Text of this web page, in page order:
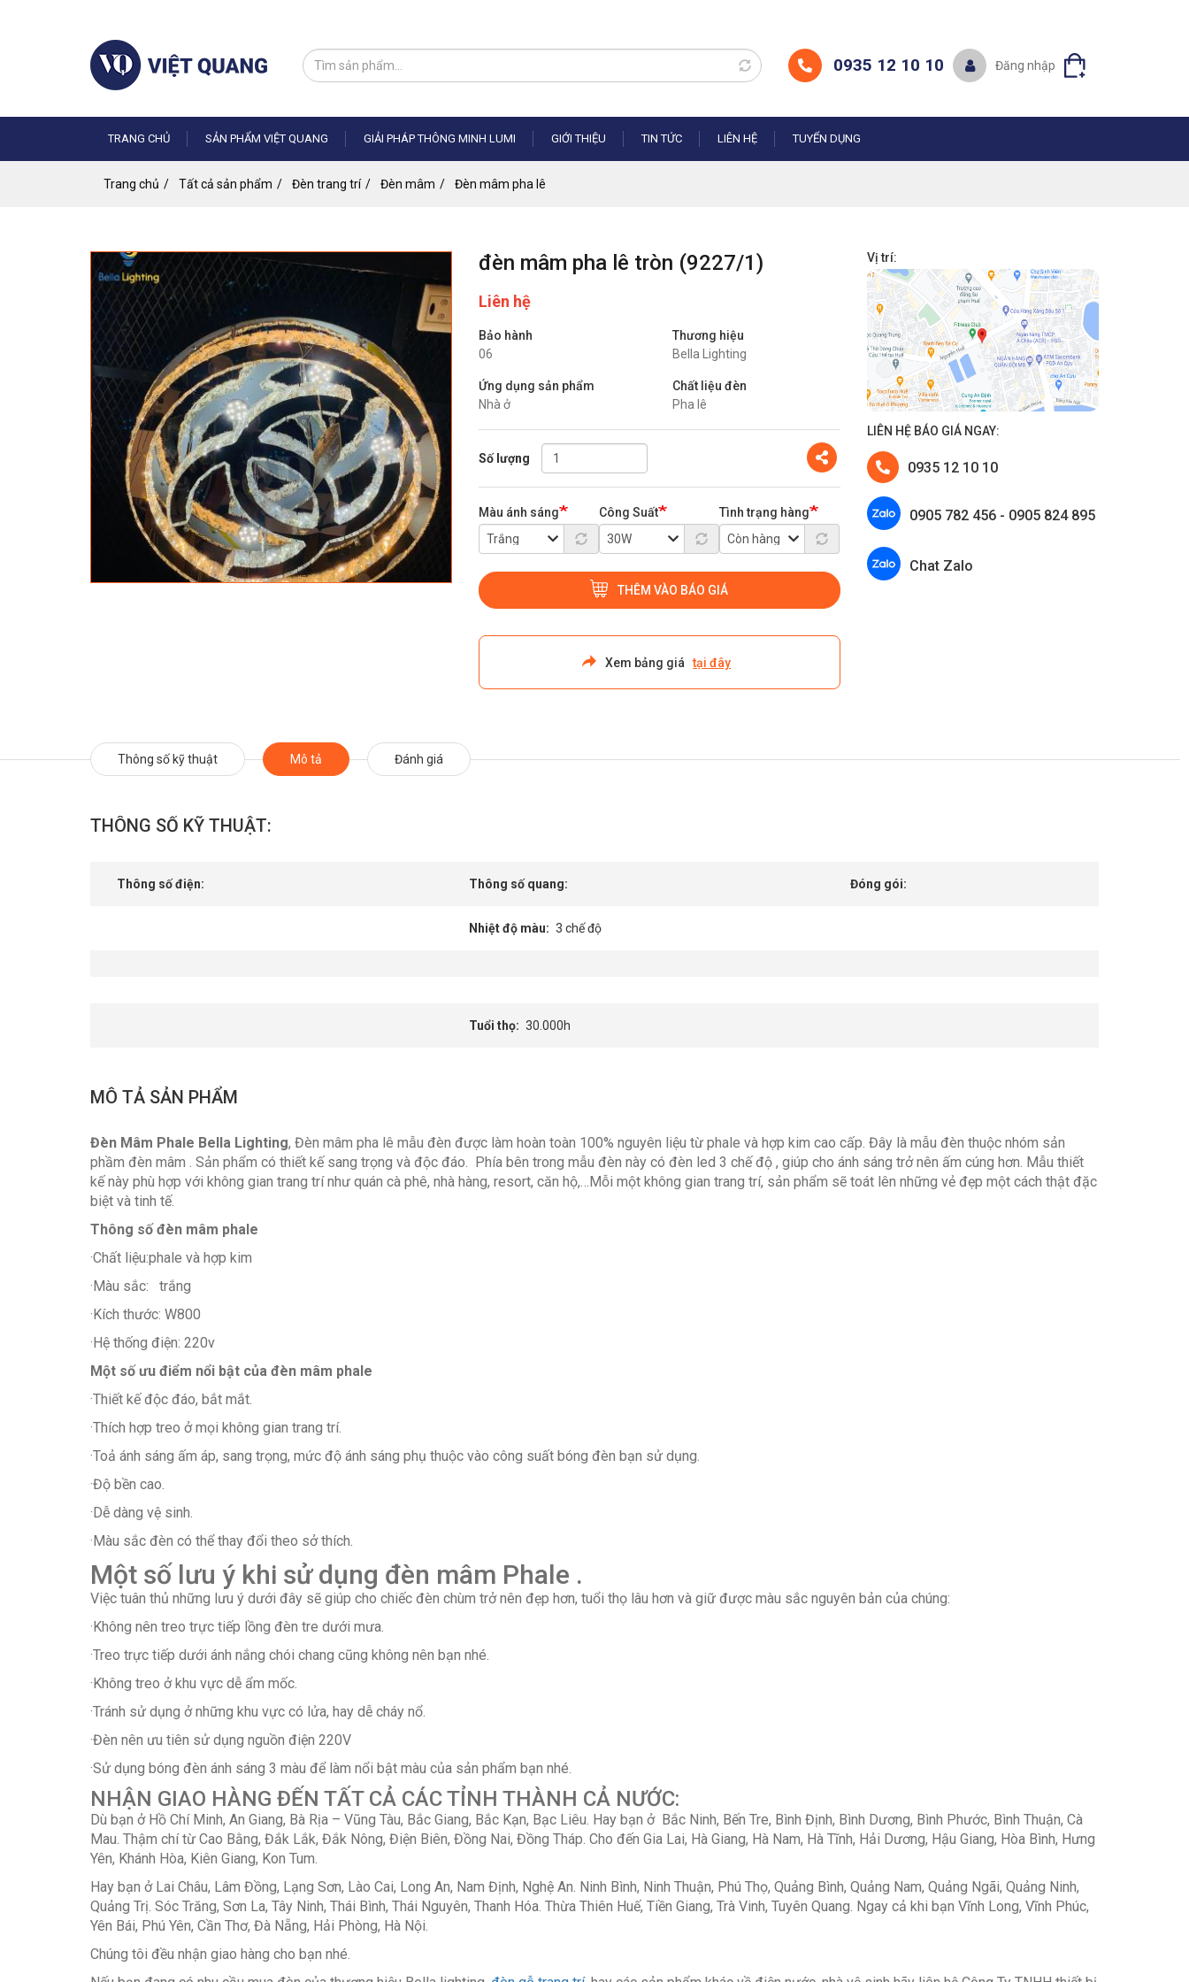
0935 12 10 10 Đăng nhập
TRANG CHỦ SẢN PHẨM VIỆT QUANG GIẢI PHÁP THÔNG MINH LUMI GIỚI THIỆU TIN TỨC LIÊN HỆ TUYỂN DỤNG
Trang chủ Tất cả sản phẩm Đèn trang trí Đèn mâm Đèn mâm pha lê
đèn mâm pha lê tròn (9227/1)
Liên hệ
Bảo hành
06
Ứng dụng sản phẩm
Nhà ở
Thương hiệu
Bella Lighting
Chất liệu đèn
Pha lê
Số lượng
Màu ánh sáng Công Suất Tình trạng hàng
THÊM VÀO BÁO GIÁ
Share
Xem bảng giá tại đây
Vị trí:
LIÊN HỆ BÁO GIÁ NGAY:
0935 12 10 10
0905 782 456 - 0905 824 895
Chat Zalo
Thông số kỹ thuật Mô tả Đánh giá
THÔNG SỐ KỸ THUẬT:
Thông số điện: Thông số quang: Đóng gói:
Nhiệt độ màu 3 chế độ
Tuổi thọ 30.000h
MÔ TẢ SẢN PHẨM
Đèn Mâm Phale Bella Lighting, Đèn mâm pha lê mẫu đèn được làm hoàn toàn 100% nguyên liệu từ phale và hợp kim cao cấp. Đây là mẫu đèn thuộc nhóm sản
phầm đèn mâm . Sản phẩm có thiết kế sang trọng và độc đáo. Phía bên trong mẫu đèn này có đèn led 3 chế độ , giúp cho ánh sáng trở nên ấm cúng hơn. Mẫu thiết
kế này phù hợp với không gian trang trí như quán cà phê, nhà hàng, resort, căn hộ,…Mỗi một không gian trang trí, sản phẩm sẽ toát lên những vẻ đẹp một cách thật đặc
biệt và tinh tế.
Thông số đèn mâm phale
·Chất liệu:phale và hợp kim
·Màu sắc: trắng
·Kích thước: W800
·Hệ thống điện: 220v
Một số ưu điểm nổi bật của đèn mâm phale
·Thiết kế độc đáo, bắt mắt.
·Thích hợp treo ở mọi không gian trang trí.
·Toả ánh sáng ấm áp, sang trọng, mức độ ánh sáng phụ thuộc vào công suất bóng đèn bạn sử dụng.
·Độ bền cao.
·Dễ dàng vệ sinh.
·Màu sắc đèn có thể thay đổi theo sở thích.
Một số lưu ý khi sử dụng đèn mâm Phale .
Việc tuân thủ những lưu ý dưới đây sẽ giúp cho chiếc đèn chùm trở nên đẹp hơn, tuổi thọ lâu hơn và giữ được màu sắc nguyên bản của chúng:
·Không nên treo trực tiếp lồng đèn tre dưới mưa.
·Treo trực tiếp dưới ánh nắng chói chang cũng không nên bạn nhé.
·Không treo ở khu vực dễ ẩm mốc.
·Tránh sử dụng ở những khu vực có lửa, hay dễ cháy nổ.
·Đèn nên ưu tiên sử dụng nguồn điện 220V
·Sử dụng bóng đèn ánh sáng 3 màu để làm nổi bật màu của sản phẩm bạn nhé.
NHẬN GIAO HÀNG ĐẾN TẤT CẢ CÁC TỈNH THÀNH CẢ NƯỚC:
Dù bạn ở Hồ Chí Minh, An Giang, Bà Rịa – Vũng Tàu, Bắc Giang, Bắc Kạn, Bạc Liêu. Hay bạn ở Bắc Ninh, Bến Tre, Bình Định, Bình Dương, Bình Phước, Bình Thuận, Cà
Mau. Thậm chí từ Cao Bằng, Đắk Lắk, Đắk Nông, Điện Biên, Đồng Nai, Đồng Tháp. Cho đến Gia Lai, Hà Giang, Hà Nam, Hà Tĩnh, Hải Dương, Hậu Giang, Hòa Bình, Hưng
Yên, Khánh Hòa, Kiên Giang, Kon Tum.
Hay bạn ở Lai Châu, Lâm Đồng, Lạng Sơn, Lào Cai, Long An, Nam Định, Nghệ An. Ninh Bình, Ninh Thuận, Phú Thọ, Quảng Bình, Quảng Nam, Quảng Ngãi, Quảng Ninh,
Quảng Trị. Sóc Trăng, Sơn La, Tây Ninh, Thái Bình, Thái Nguyên, Thanh Hóa. Thừa Thiên Huế, Tiền Giang, Trà Vinh, Tuyên Quang. Ngay cả khi bạn Vĩnh Long, Vĩnh Phúc,
Yên Bái, Phú Yên, Cần Thơ, Đà Nẵng, Hải Phòng, Hà Nội.
Chúng tôi đều nhận giao hàng cho bạn nhé.